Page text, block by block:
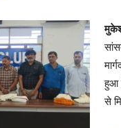
हुआ
से